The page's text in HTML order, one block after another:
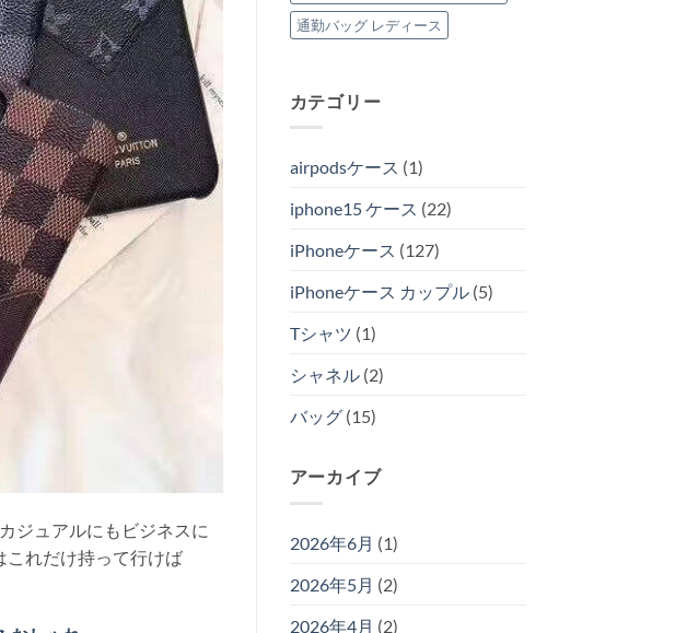
ジュアルにもビジネスに
これだけ持って行けば
通勤バッグ レディース
カテゴリー
airpodsケース (1)
iphone15 ケース (22)
iPhoneケース (127)
iPhoneケース カップル(5)
Tシャツ (1)
シャネル(2)
バッグ(15)
アーカイブ
2026年6月 (1)
2026年5月 (2)
2026年4月 (2)